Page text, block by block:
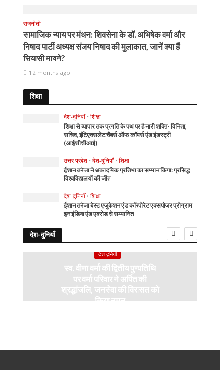
राजनीती
सामाजिक न्याय पर मंथन: शिवसेना के डॉ. अभिषेक वर्मा और
निषाद पार्टी अध्यक्ष संजय निषाद की मुलाकात, जानें क्या हैं
सियासी मायने?
12 months ago
शिक्षा
देश-दुनियाँ • शिक्षा
शिक्षा से व्यापार तक प्रगति के पथ पर है नारी शक्ति- विनिता,
सचिव, इंटिएक्सलेंट चैंबर्स ऑफ कॉमर्स एंड इंडस्ट्री
(आईसीसीआई)
उत्तर प्रदेश • देश-दुनियाँ • शिक्षा
ईशान तनेजा ने अकादमिक प्रतिभा का सम्मान किया: प्रसिद्ध
विश्वविद्यालयों की जीत
देश-दुनियाँ • शिक्षा
ईशान तनेजा बेस्ट एजुकेशन एंड कॉरपोरेट एक्सपोजर प्रोग्राम
इन इंडिया एंड एबरोड से सम्मानित
देश-दुनियाँ
देश-दुनियाँ
स्व. वीणा वर्मा की द्वितीय पुण्यतिथि
पर वर्मा परिवार ने अर्पित की
श्रद्धांजलि, जनसेवा की विरासत को
किया नमन